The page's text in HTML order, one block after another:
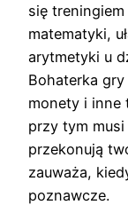
się
matematyki,
arytmetyki u
Bohaterka
monety i inne
przy tym
przekonują
zauważa,
poznawcze.